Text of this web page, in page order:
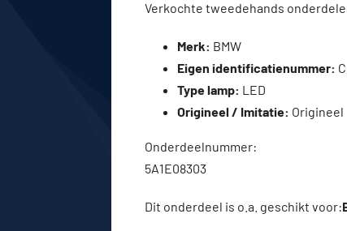
Verkochte tweedehands
Merk: BMW
Eigen identificatienummer:
Type lamp: LED
Origineel / Imitatie: Origineel
Onderdeelnummer:
5A1E08303
Dit onderdeel is o.a. geschikt voor: